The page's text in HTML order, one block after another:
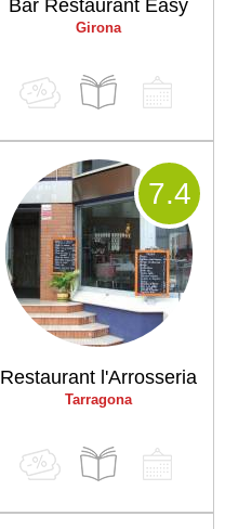
Bar Restaurant Easy
Girona
Restaurant l'Arrosseria
Tarragona
7.4